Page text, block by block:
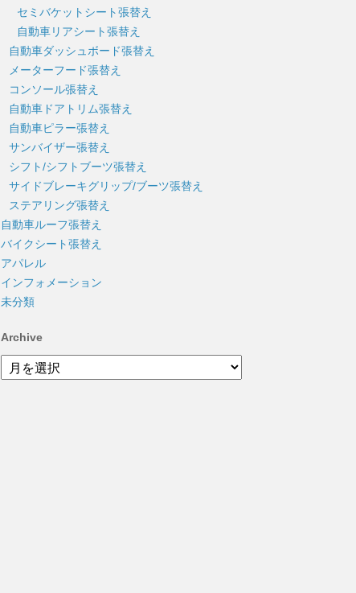
セミバケットシート張替え
自動車リアシート張替え
自動車ダッシュボード張替え
メーターフード張替え
コンソール張替え
自動車ドアトリム張替え
自動車ピラー張替え
サンバイザー張替え
シフト/シフトブーツ張替え
サイドブレーキグリップ/ブーツ張替え
ステアリング張替え
自動車ルーフ張替え
バイクシート張替え
アパレル
インフォメーション
未分類
Archive
Archive